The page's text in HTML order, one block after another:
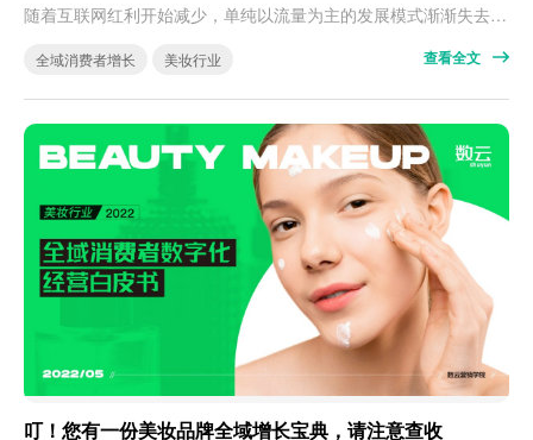
随着互联网红利开始减少，单纯以流量为主的发展模式渐渐失去市场。美妆企业需要从“流量”思维向“留量”思维转变，线上线下一体化经营的全域业态顺应而生。 美妆行业经营究竟面临哪些难点？又将走向哪里？ 如何利用“全域经营四可模型”提升企业数字化消费者广度与深度？ 先行者们是如何整合线上线下全触点，探索创新运营模式？ 《2022美妆行业全域消费者数字化经营白皮书》给出了答案，且看。* 图末下载白皮书完整版P…
全域消费者增长 美妆行业 查看全文
叮！您有一份美妆品牌全域增长宝典，请注意查收